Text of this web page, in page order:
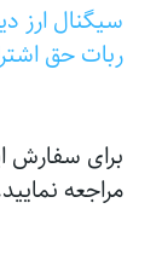
سیگنال ارز
ربات حق
برای سفارش
مراجعه